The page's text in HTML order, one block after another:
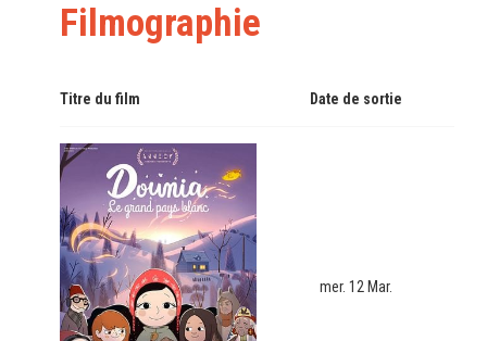
Filmographie
Titre du film Date de sortie
mer. 12 Mar.